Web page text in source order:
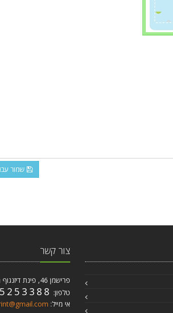
שמור
צור קשר
פרישמן 46, פינת דיזנגוף תל אביב
טלפון:
אי מייל: